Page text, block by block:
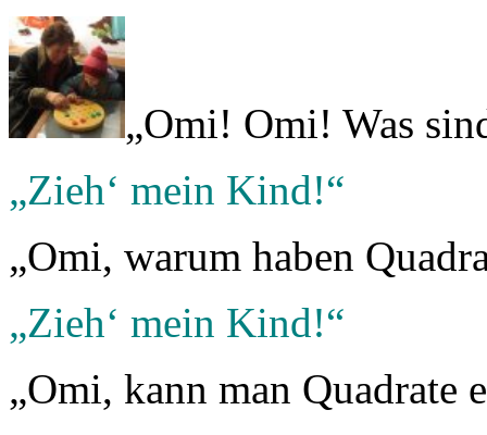
„Omi! Omi! Was
„Zieh‘ mein Kind!“
„Omi, warum haben
„Zieh‘ mein Kind!“
„Omi, kann man Quadrate